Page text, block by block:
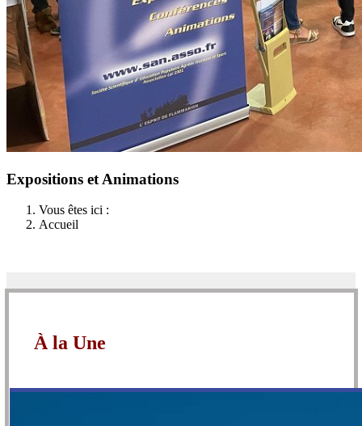
Expositions et Animations
Vous êtes ici :
Accueil
À la Une